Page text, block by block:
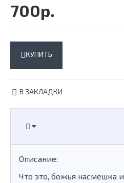
700р.
КУПИТЬ
В ЗАКЛАДКИ
Описание:
Что это, божья насмешка